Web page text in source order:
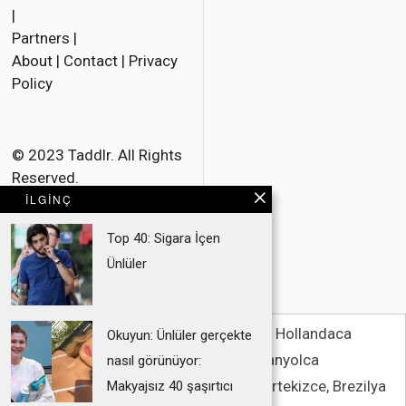
İLGINÇ
Top 40: Sigara İçen
Ünlüler
Okuyun: Ünlüler gerçekte
nasıl görünüyor:
Makyajsız 40 şaşırtıcı
|
Partners |
About | Contact | Privacy
Policy
© 2023 Taddlr. All Rights
Reserved.
İngilizce Fransızca Danca
Hollandaca
Almanca
İtalyanca
İspanyolca
Bokmal Norveç dili
Polonyaca
Portekizce, Brezilya